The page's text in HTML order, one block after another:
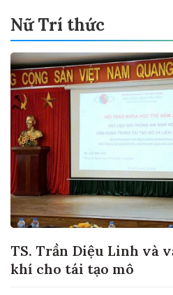
Nữ Trí thức
TS. Trần Diệu Linh và
khí cho tái tạo mô